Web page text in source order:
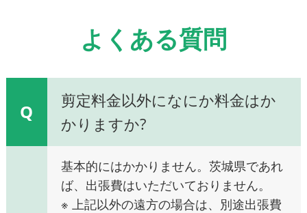
よくある質問
Q
剪定料金以外になにか料金はか
かりますか?
基本的にはかかりません。茨城県であれ
ば、出張費はいただいておりません。
※ 上記以外の遠方の場合は、別途出張費